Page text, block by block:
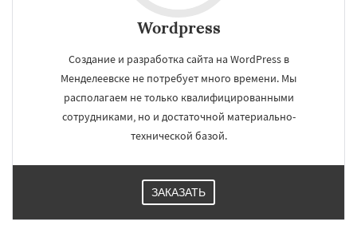
Шаховская
Wordpress
Создание и разработка сайта на WordPress в
Менделеевске не потребует много времени. Мы
располагаем не только квалифицированными
сотрудниками, но и достаточной материально-
технической базой.
ЗАКАЗАТЬ